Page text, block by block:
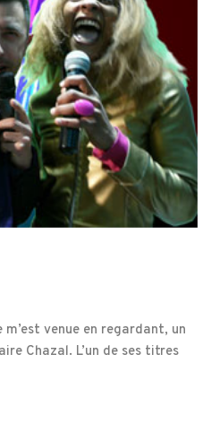
m’est venue en regardant, un
Chazal. L’un de ses titres